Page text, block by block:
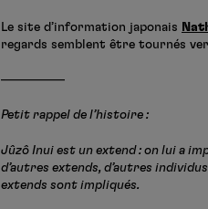
Le site d’information japonais
regards semblent être tournés
—————
Petit rappel de l’histoire :
Jûzô Inui est un extend : on lui a
d’autres extends, d’autres
extends sont impliqués.